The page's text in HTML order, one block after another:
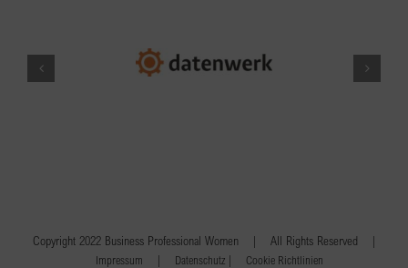
Copyright 2022 Business Professional Women | All Rights Reserved |
Impressum | Datenschutz | Cookie Richtlinien